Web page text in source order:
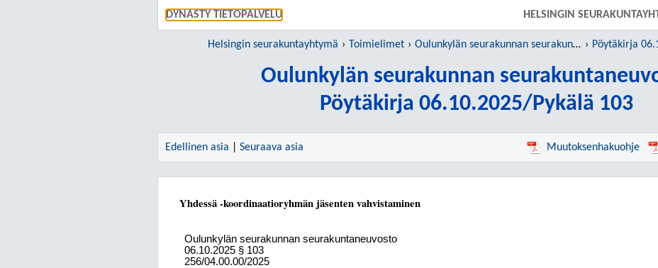
DYNASTY TIETOPALVELU SIIRRY SUORAAN PÄÄSISÄLTÖÖN
HELSINGIN
Helsingin seurakuntayhtymä Toimielimet Oulunkylän seurakunnan seurakuntaneuvosto Pöytäkirja
Oulunkylän seurakunnan
Pöytäkirja 06.10.2025/Pykälä 103
Edellinen asia Seuraava asia Muutoksenhakuohje
Yhdessä -koordinaatioryhmän jäsenten vahvistaminen
Oulunkylän seurakunnan seurakuntaneuvosto
06.10.2025 § 103
256/04.00.00/2025